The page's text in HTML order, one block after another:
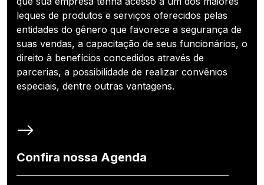
leques de produtos e serviços oferecidos pelas
entidades do gênero que favorece a segurança de
suas vendas, a capacitação de seus funcionários, o
direito à benefícios concedidos através de
parcerias, a possibilidade de realizar convênios
especiais, dentre outras vantagens.
Confira nossa Agenda